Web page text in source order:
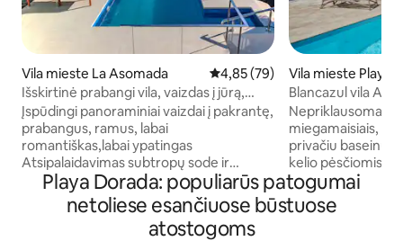
Vila mieste La Asomada Vidutinis įvertinimas: 4,85 iš 5,
4,85 (79)
Išskirtinė prabangi vila, vaizdas į jūrą,
privatus šildomas baseinas
Įspūdingi panoraminiai vaizdai į pakrantę,
prabangus, ramus, labai
romantiškas,labai ypatingas
Atsipalaidavimas subtropų sode ir
Infinity privatus baseinas, jauki vila buvo
visiškai atnaujinta iki aukšto lygio 2018 m.
rudenį, geriausia vieta Gaida ugnikalnio
šlaituose, La Asomada, labai ramus
Vila mieste Playa
Blancazul vila
Nepriklausoma ir
miegamaisiais,
privačiu baseinu. Vos už kelių minučių
kelio pėsčiomis
prieplaukos. Automobilių stovėjimo
aikštelė,
kepsninė, stalo
Playa Dorada: populiarūs patogumai
netoliese esančiuose būstuose
atostogoms